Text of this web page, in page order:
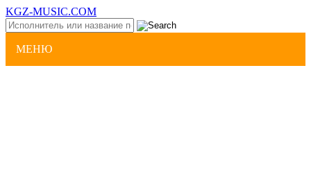
KGZ-MUSIC.COM
МЕНЮ